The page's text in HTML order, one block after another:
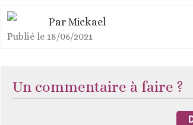
Par Mickael
Publié le 18/06/2021
Un commentaire à faire ?